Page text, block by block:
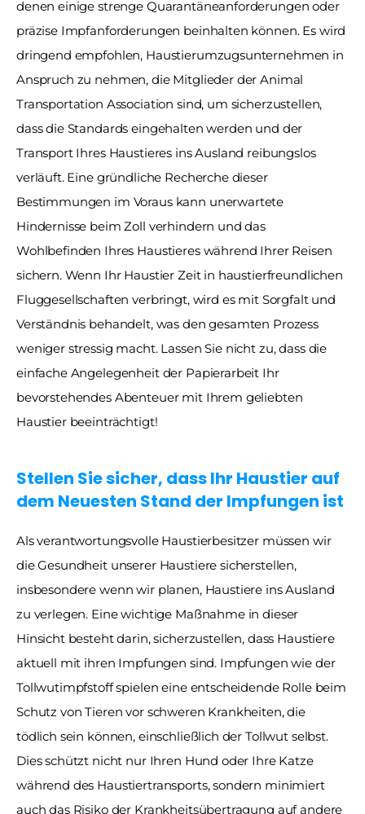
denen einige strenge Quarantäneanforderungen oder
präzise Impfanforderungen beinhalten können. Es wird
dringend empfohlen, Haustierumzugsunternehmen in
Anspruch zu nehmen, die Mitglieder der Animal
Transportation Association sind, um sicherzustellen,
dass die Standards eingehalten werden und der
Transport Ihres Haustieres ins Ausland reibungslos
verläuft. Eine gründliche Recherche dieser
Bestimmungen im Voraus kann unerwartete
Hindernisse beim Zoll verhindern und das
Wohlbefinden Ihres Haustieres während Ihrer Reisen
sichern. Wenn Ihr Haustier Zeit in haustierfreundlichen
Fluggesellschaften verbringt, wird es mit Sorgfalt und
Verständnis behandelt, was den gesamten Prozess
weniger stressig macht. Lassen Sie nicht zu, dass die
einfache Angelegenheit der Papierarbeit Ihr
bevorstehendes Abenteuer mit Ihrem geliebten
Haustier beeinträchtigt!
Stellen Sie sicher, dass Ihr Haustier auf
dem Neuesten Stand der Impfungen ist
Als verantwortungsvolle Haustierbesitzer müssen wir
die Gesundheit unserer Haustiere sicherstellen,
insbesondere wenn wir planen, Haustiere ins Ausland
zu verlegen. Eine wichtige Maßnahme in dieser
Hinsicht besteht darin, sicherzustellen, dass Haustiere
aktuell mit ihren Impfungen sind. Impfungen wie der
Tollwutimpfstoff spielen eine entscheidende Rolle beim
Schutz von Tieren vor schweren Krankheiten, die
tödlich sein können, einschließlich der Tollwut selbst.
Dies schützt nicht nur Ihren Hund oder Ihre Katze
während des Haustiertransports, sondern minimiert
auch das Risiko der Krankheitsübertragung auf andere